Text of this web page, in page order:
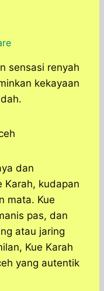
sensasi renyah
kekayaan
dan
Karah, kudapan
mata. Kue
pas, dan
atau jaring
Kue Karah
yang autentik